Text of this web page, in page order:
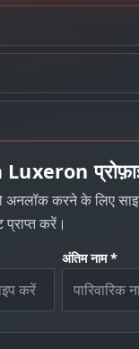
अनलॉक करने के लिए
करें।
अंतिम नाम *